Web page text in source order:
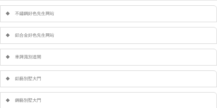
不鏽鋼好色先生网站
鋁合金好色先生网站
車牌識別道閘
鋁藝別墅大門
鋼藝別墅大門